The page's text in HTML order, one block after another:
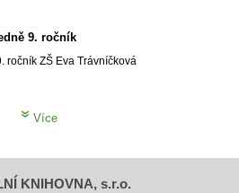
9. ročník
ročník ZŠ Eva Trávníčková
Více
KNIHOVNA, s.r.o.